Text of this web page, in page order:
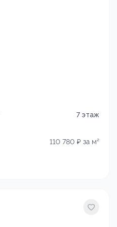
7этаж
110 780 ₽ за м²